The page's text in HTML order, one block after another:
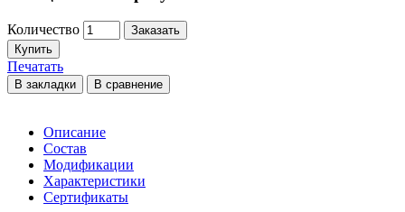
Количество
Заказать
Купить
Печатать
В закладки В сравнение
Описание
Состав
Модификации
Характеристики
Сертификаты